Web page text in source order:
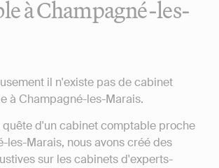
à Champagné-les-
il n'existe pas de cabinet
à Champagné-les-Marais.
quête d'un cabinet comptable proche
les-Marais, nous avons créé des
sur les cabinets d'experts-